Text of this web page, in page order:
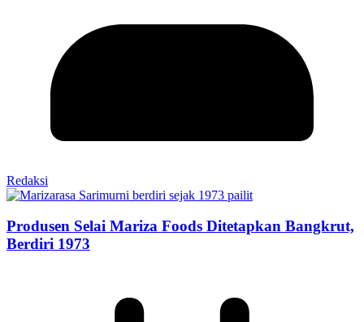
Redaksi
Produsen Selai Mariza Foods Ditetapkan Bangkrut,
Berdiri 1973